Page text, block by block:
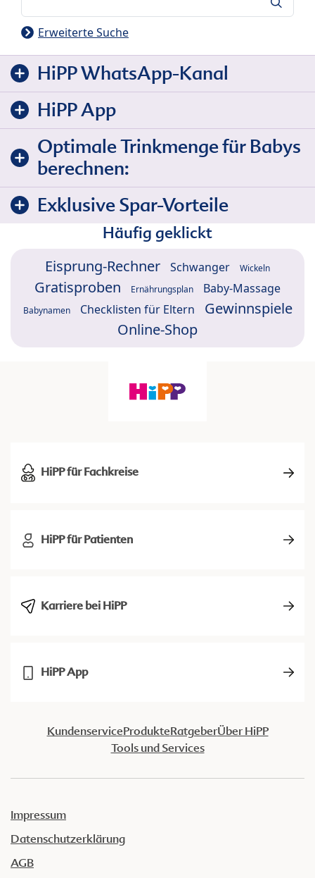
Erweiterte Suche
HiPP WhatsApp-Kanal
HiPP App
Optimale Trinkmenge für Babys
berechnen:
Exklusive Spar-Vorteile
Häufig geklickt
Eisprung-Rechner Schwanger Wickeln
Gratisproben Ernährungsplan Baby-Massage
Babynamen Checklisten für Eltern
Gewinnspiele
Online-Shop
HiPP für Fachkreise
HiPP für Patienten
Karriere bei HiPP
HiPP App
KundenserviceProdukteRatgeberÜber HiPP
Tools und Services
Impressum
Datenschutzerklärung
AGB